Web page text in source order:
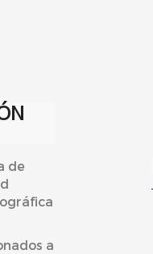
de
a